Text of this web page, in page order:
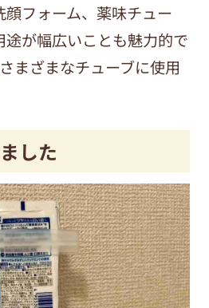
フォーム、薬味チュー
途が幅広いことも魅力的で
まざまなチューブに使用
した